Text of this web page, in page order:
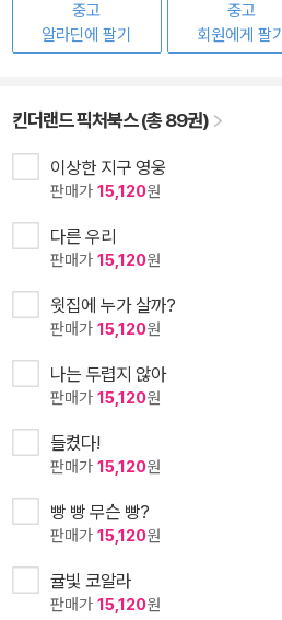
중고
알라딘에 팔기
중고
회원에게 팔기
킨더랜드 픽처북스 (총 89권)
이상한 지구 영웅
판매가 15,120원
다른 우리
판매가 15,120원
윗집에 누가 살까?
판매가 15,120원
나는 두렵지 않아
판매가 15,120원
들켰다!
판매가 15,120원
빵 빵 무슨 빵?
판매가 15,120원
귤빛 코알라
판매가 15,120원